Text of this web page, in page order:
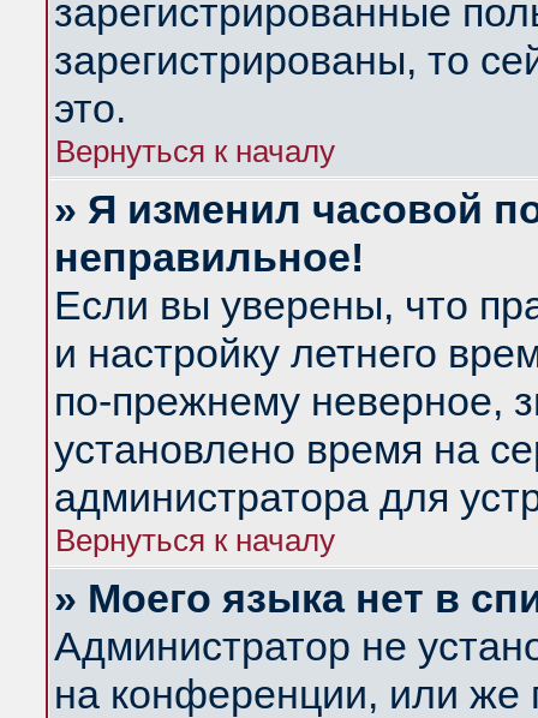
зарегистрированные
зарегистрированы, то
это.
Вернуться к началу
» Я изменил часовой
неправильное!
Если вы уверены, что
и настройку летнего
по-прежнему неверное,
установлено время на
администратора для
Вернуться к началу
» Моего языка нет в
Администратор не
на конференции, или же